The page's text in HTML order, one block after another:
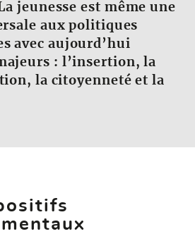
jeunesse est même une
aux politiques
avec aujourd’hui
: l’insertion, la
la citoyenneté et la